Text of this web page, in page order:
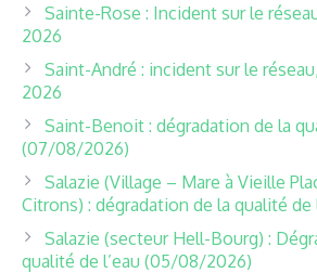
Sainte-Rose : Incident sur le
2026
Saint-André : incident sur le
2026
Saint-Benoit : dégradation de la
(07/08/2026)
Salazie (Village – Mare à Vieille
Citrons) : dégradation de la qualité
Salazie (secteur Hell-Bourg) :
qualité de l’eau (05/08/2026)